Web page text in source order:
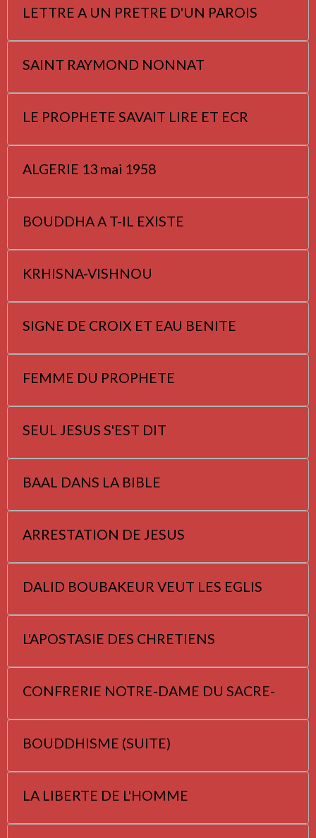
LETTRE A UN PRETRE D'UN PAROIS
SAINT RAYMOND NONNAT
LE PROPHETE SAVAIT LIRE ET ECR
ALGERIE 13 mai 1958
BOUDDHA A T-IL EXISTE
KRHISNA-VISHNOU
SIGNE DE CROIX ET EAU BENITE
FEMME DU PROPHETE
SEUL JESUS S'EST DIT
BAAL DANS LA BIBLE
ARRESTATION DE JESUS
DALID BOUBAKEUR VEUT LES EGLIS
L'APOSTASIE DES CHRETIENS
CONFRERIE NOTRE-DAME DU SACRE-
BOUDDHISME (SUITE)
LA LIBERTE DE L'HOMME